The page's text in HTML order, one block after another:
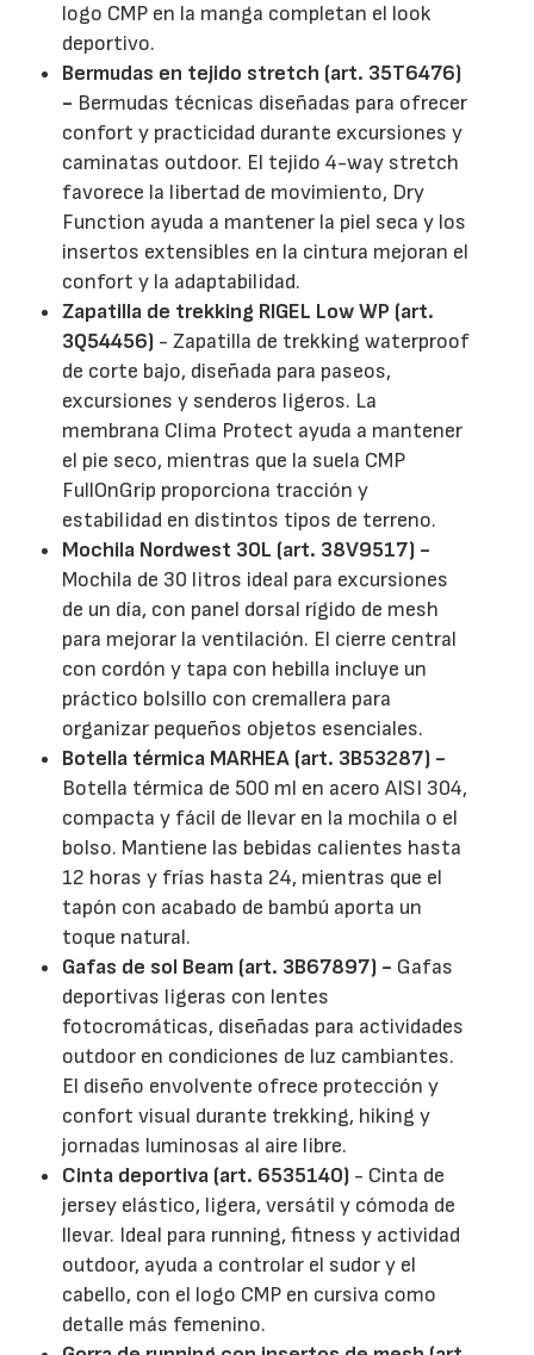
logo CMP en la manga completan el look
deportivo.
Bermudas en tejido stretch (art. 35T6476)
- Bermudas técnicas diseñadas para ofrecer
confort y practicidad durante excursiones y
caminatas outdoor. El tejido 4-way stretch
favorece la libertad de movimiento, Dry
Function ayuda a mantener la piel seca y los
insertos extensibles en la cintura mejoran el
confort y la adaptabilidad.
Zapatilla de trekking RIGEL Low WP (art.
3Q54456) - Zapatilla de trekking waterproof
de corte bajo, diseñada para paseos,
excursiones y senderos ligeros. La
membrana Clima Protect ayuda a mantener
el pie seco, mientras que la suela CMP
FullOnGrip proporciona tracción y
estabilidad en distintos tipos de terreno.
Mochila Nordwest 30L (art. 38V9517) -
Mochila de 30 litros ideal para excursiones
de un día, con panel dorsal rígido de mesh
para mejorar la ventilación. El cierre central
con cordón y tapa con hebilla incluye un
práctico bolsillo con cremallera para
organizar pequeños objetos esenciales.
Botella térmica MARHEA (art. 3B53287) -
Botella térmica de 500 ml en acero AISI 304,
compacta y fácil de llevar en la mochila o el
bolso. Mantiene las bebidas calientes hasta
12 horas y frías hasta 24, mientras que el
tapón con acabado de bambú aporta un
toque natural.
Gafas de sol Beam (art. 3B67897) - Gafas
deportivas ligeras con lentes
fotocromáticas, diseñadas para actividades
outdoor en condiciones de luz cambiantes.
El diseño envolvente ofrece protección y
confort visual durante trekking, hiking y
jornadas luminosas al aire libre.
Cinta deportiva (art. 6535140) - Cinta de
jersey elástico, ligera, versátil y cómoda de
llevar. Ideal para running, fitness y actividad
outdoor, ayuda a controlar el sudor y el
cabello, con el logo CMP en cursiva como
detalle más femenino.